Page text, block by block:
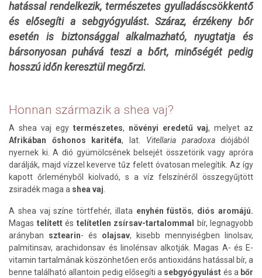
hatással rendelkezik, természetes gyulladáscsökkentő
és elősegíti a sebgyógyulást.Száraz, érzékeny bőr
esetén is biztonsággal alkalmazható, nyugtatja és
bársonyosan puhává teszi a bőrt, minőségét pedig
hosszú időn keresztül megőrzi.
Honnan származik a shea vaj?
A shea vaj egy természetes, növényi eredetű vaj, melyet az
Afrikában őshonos karitéfa, lat. Vitellaria paradoxadiójából
nyernek ki. A dió gyümölcsének belsejét összetörik vagy apróra
darálják, majd vízzel keverve tűz felett óvatosan melegítik. Az így
kapott őrleményből kiolvadó, s a víz felszínéről összegyűjtött
zsiradék maga a shea vaj
A shea vaj színe törtfehér, illata enyhén füstös, diós aromájú.
Magas telített és telítetlen zsírsav-tartalommal
bír, legnagyobb
arányban sztearin- és olajsav, kisebb mennyiségben linolsav,
palmitinsav, arachidonsav és linolénsav alkotják. Magas A- és E-
vitamin tartalmának köszönhetően erős antioxidáns hatással bír, a
benne található allantoin pedig elősegíti a sebgyógyulást és a bőr